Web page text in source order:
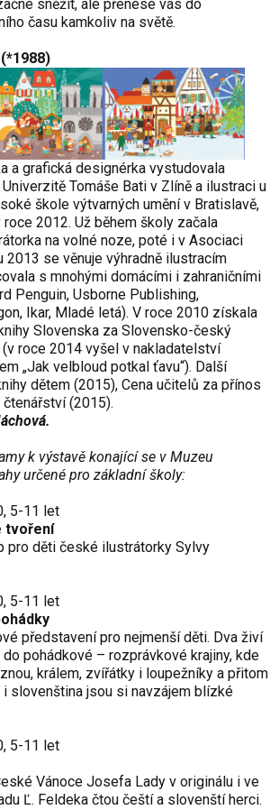
sněžit, ale přenese vás do
času kamkoliv na světě.
a grafická designérka vystudovala
Tomáše Bati v Zlíně a ilustraci u
škole výtvarných umění v Bratislavě,
2012. Už během školy začala
na volné noze, poté i v Asociaci
2013 se věnuje výhradně ilustracím
s mnohými domácími i zahraničními
Penguin, Usborne Publishing,
Ikar, Mladé letá). V roce 2010 získala
Slovenska za Slovensko-český
roce 2014 vyšel v nakladatelství
„Jak velbloud potkal ťavu“). Další
dětem (2015), Cena učitelů za přínos
(2015).
k výstavě konající se v Muzeu
určené pro základní školy:
5-11 let
tvoření
pro děti české ilustrátorky Sylvy
5-11 let
představení pro nejmenší děti. Dva živí
pohádkové – rozprávkové krajiny, kde
králem, zvířátky i loupežníky a přitom
i slovenština jsou si navzájem blízké
5-11 let
Vánoce Josefa Lady v originálu i ve
Ľ. Feldeka čtou čeští a slovenští herci.